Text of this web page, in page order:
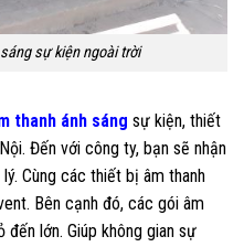
sự kiện ngoài trời
thanh ánh sáng sự kiện, thiết
Đến với công ty, bạn sẽ nhận
Cùng các thiết bị âm thanh
Bên cạnh đó, các gói âm
lớn. Giúp không gian sự